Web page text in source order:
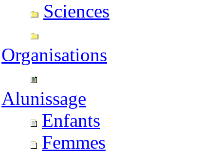
Sciences
Organisations
Alunissage
Enfants
Femmes